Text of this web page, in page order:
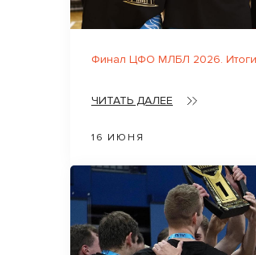
Финал ЦФО МЛБЛ 2026. Итоги
ЧИТАТЬ ДАЛЕЕ
16 ИЮНЯ